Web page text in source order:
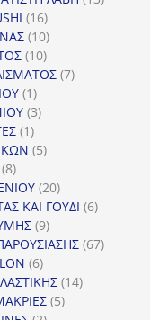
1616
προϊόντα
1010
προϊόντα
1010
προϊόντα
77
11
προϊόν
33
11
προϊόν
55
88
προϊόντα
2020
προϊόντα
ΚΑΙ ΓΟΥΔΙ 66
99
προϊόντα
6767
66
προϊόντα
1414
55